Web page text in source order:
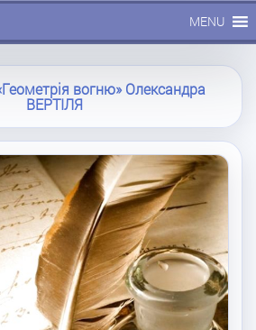
MENU
вогню» Олександра
ВЕРТІЛЯ